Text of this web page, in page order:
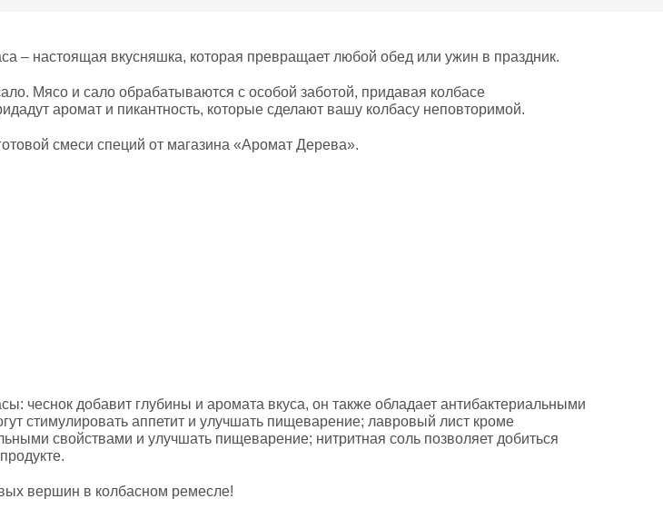
– настоящая вкусняшка, которая превращает любой обед или ужин в праздник.
Мясо и сало обрабатываются с особой заботой, придавая колбасе
аромат и пикантность, которые сделают вашу колбасу неповторимой.
смеси специй от магазина «Аромат Дерева».
чеснок добавит глубины и аромата вкуса, он также обладает антибактериальными
стимулировать аппетит и улучшать пищеварение; лавровый лист кроме
свойствами и улучшать пищеварение; нитритная соль позволяет добиться
вершин в колбасном ремесле!